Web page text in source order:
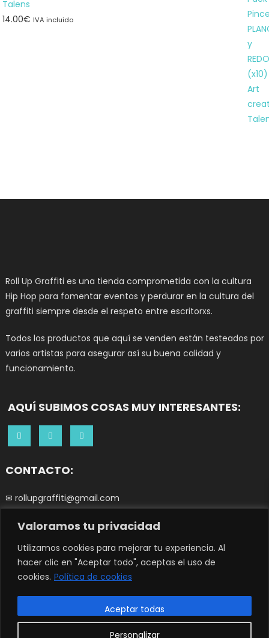
Valoramos tu privacidad
Utilizamos cookies para mejorar tu experiencia. Al
hacer clic en "Aceptar todo", aceptas el uso de
cookies. Política de cookies
Personalizar
Aceptar todas
Talens
14.00€ IVA incluido
Roll Up Graffiti es una tienda comprometida con la cultura
Hip Hop para fomentar eventos y perdurar en la cultura del
graffiti siempre desde el respeto entre escritorxs.
Todos los productos que aquí se venden están testeados por
varios artistas para asegurar así su buena calidad y
funcionamiento.
AQUÍ SUBIMOS COSAS MUY INTERESANTES:
CONTACTO:
✉ rollupgraffiti@gmail.com
☎ 644252266
Store deMystery Themes
Términos y condiciones
Política de Privacidad y Cookies